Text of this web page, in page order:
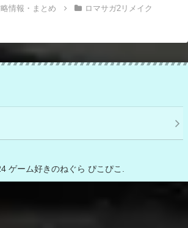
情報・まとめ ロマサガ2リメイク
ゲーム好きのねぐら ぴこぴこ.